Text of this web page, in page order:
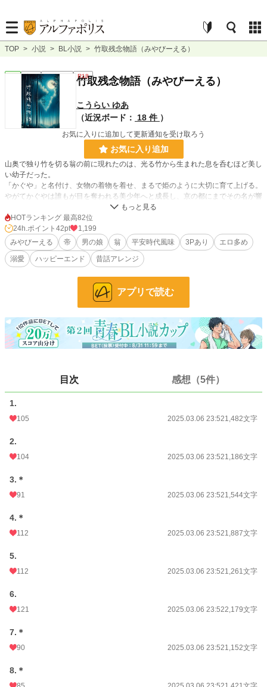
TOP > 小説 > BL小説 > 竹取残念物語（みやびーえる）
完結 ｼｮｰﾄｼｮｰﾄ R18
竹取残念物語（みやびーえる）
こうらい ゆあ
（近況ボード：
18 件 ）
お気に入りに追加して更新通知を受け取ろう
お気に入り追加
山奥で独り竹を切る翁の前に現れたのは、光る竹から生まれた息を呑むほど美し
い幼子だった。
「かぐや」と名付け、女物の着物を着せ、まるで姫のように大切に育て上げる。
やがてかぐやは誰もが目を奪われる美少年へと成長し、京の都にまでその名が響
貴族たちが次々と求婚に訪れるが、かぐやは冷たく拒絶するばかり。
「私の心は、ただ一人にしか捧げません」
夜ごと忍び寄るかぐやの熱い吐息と、決して許されない想い。
育ての親への禁断の愛は、静かに、確実に翁の身体と心を蝕んでいく。
17,956 位 / 229,017 件
BL 4,479 位 / 31,496 件
お気に入り 84
13,909
更新日時
初回公開日時
初回完結日時
月間ポイント
HOTランキング 最高82位
24h.ポイント 42pt
1,199
みやびーえる
帝 男の娘 翁 平安時代風味 3Pあり
エロ多め
溺愛
ハッピーエンド 昔話アレンジ
アプリで読む
目次 感想（5件）
1.
105 2025.03.06 23:521,482文字
2.
104 2025.03.06 23:521,186文字
3.＊
91 2025.03.06 23:521,544文字
4.＊
112 2025.03.06 23:521,887文字
5.
112 2025.03.06 23:521,261文字
6.
121 2025.03.06 23:522,179文字
7.＊
90 2025.03.06 23:521,152文字
8.＊